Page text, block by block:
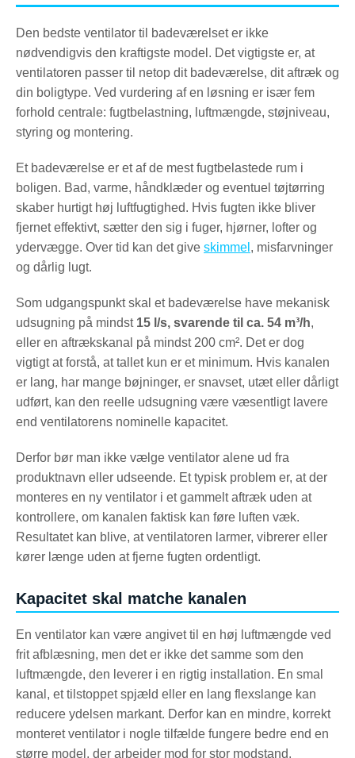
Den bedste ventilator til badeværelset er ikke
nødvendigvis den kraftigste model. Det vigtigste er, at
ventilatoren passer til netop dit badeværelse, dit aftræk og
din boligtype. Ved vurdering af en løsning er især fem
forhold centrale: fugtbelastning, luftmængde, støjniveau,
styring og montering.
Et badeværelse er et af de mest fugtbelastede rum i
boligen. Bad, varme, håndklæder og eventuel tøjtørring
skaber hurtigt høj luftfugtighed. Hvis fugten ikke bliver
fjernet effektivt, sætter den sig i fuger, hjørner, lofter og
ydervægge. Over tid kan det give skimmel , misfarvninger
og dårlig lugt.
Som udgangspunkt skal et badeværelse have mekanisk
udsugning på mindst 15 l/s, svarende til ca. 54 m³/h,
eller en aftrækskanal på mindst 200 cm². Det er dog
vigtigt at forstå, at tallet kun er et minimum. Hvis kanalen
er lang, har mange bøjninger, er snavset, utæt eller dårligt
udført, kan den reelle udsugning være væsentligt lavere
end ventilatorens nominelle kapacitet.
Derfor bør man ikke vælge ventilator alene ud fra
produktnavn eller udseende. Et typisk problem er, at der
monteres en ny ventilator i et gammelt aftræk uden at
kontrollere, om kanalen faktisk kan føre luften væk.
Resultatet kan blive, at ventilatoren larmer, vibrerer eller
kører længe uden at fjerne fugten ordentligt.
Kapacitet skal matche kanalen
En ventilator kan være angivet til en høj luftmængde ved
frit afblæsning, men det er ikke det samme som den
luftmængde, den leverer i en rigtig installation. En smal
kanal, et tilstoppet spjæld eller en lang flexslange kan
reducere ydelsen markant. Derfor kan en mindre, korrekt
monteret ventilator i nogle tilfælde fungere bedre end en
større model, der arbejder mod for stor modstand.